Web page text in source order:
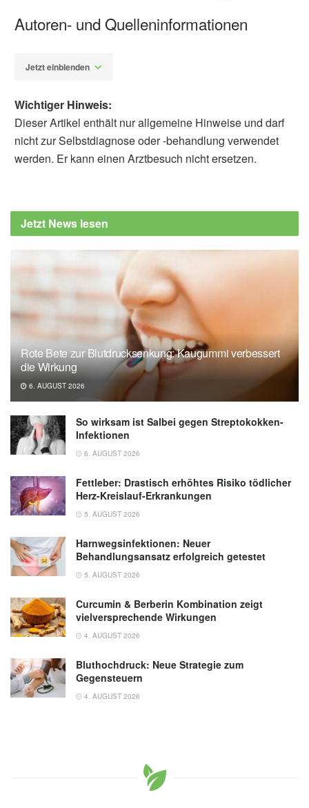
Autoren- und Quelleninformationen
Jetzt einblenden
Lage der Frauen in Deutschland, 2020,rki.de
Verband der Osteopathen Deutschland e.V.
(VOD): Osteopathie und Endometriose –
gezielte Handgriffe gegen Schmerzen
(veröffentlicht 25.05.2023),osteopathie.de
Wichtiger Hinweis:
Dieser Artikel enthält nur allgemeine Hinweise und darf
nicht zur Selbstdiagnose oder -behandlung verwendet
werden. Er kann einen Arztbesuch nicht ersetzen.
Jetzt News lesen
Rote Bete zur Blutdrucksenkung: Kaugummi verbessert
die Wirkung
6. AUGUST 2026
So wirksam ist Salbei gegen Streptokokken-
Infektionen
6. AUGUST 2026
Fettleber: Drastisch erhöhtes Risiko tödlicher
Herz-Kreislauf-Erkrankungen
5. AUGUST 2026
Harnwegsinfektionen: Neuer
Behandlungsansatz erfolgreich getestet
5. AUGUST 2026
Curcumin & Berberin Kombination zeigt
vielversprechende Wirkungen
4. AUGUST 2026
Bluthochdruck: Neue Strategie zum
Gegensteuern
4. AUGUST 2026